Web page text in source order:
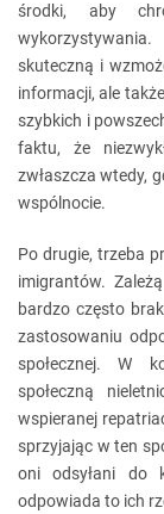
środki, aby
skuteczną i
informacji, ale
szybkich i
faktu, że
zwłaszcza wtedy,
wspólnocie.
Po drugie, trzeba
imigrantów.
bardzo często
zastosowaniu
społecznej. W
społeczną
wspieranej
sprzyjając w ten
oni odsyłani do
odpowiada to ich